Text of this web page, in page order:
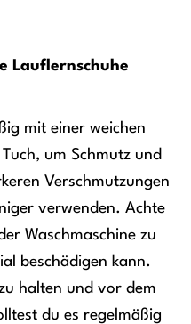
Lauflernschuhe
mit einer weichen
um Schmutz und
Verschmutzungen
verwenden. Achte
Waschmaschine zu
beschädigen kann.
halten und vor dem
du es regelmäßig